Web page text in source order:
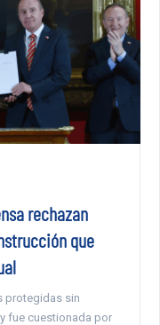
rechazan
que
protegidas sin
fue cuestionada por